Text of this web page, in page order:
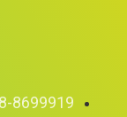
8699919